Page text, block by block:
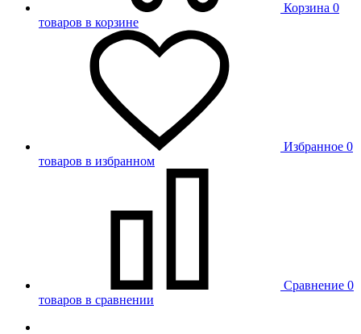
Корзина 0
товаров в корзине
Избранное 0
товаров в избранном
Сравнение 0
товаров в сравнении